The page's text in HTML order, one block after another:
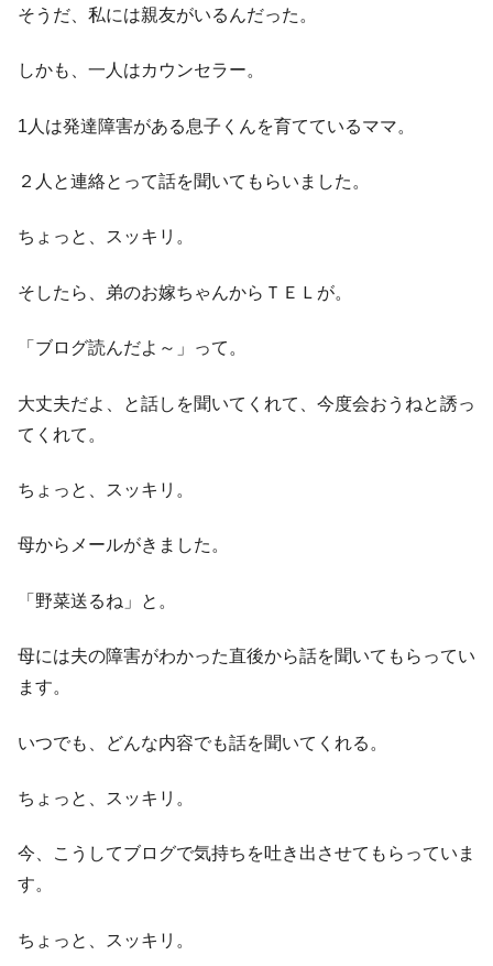
そうだ、私には親友がいるんだった。
しかも、一人はカウンセラー。
1人は発達障害がある息子くんを育てているママ。
２人と連絡とって話を聞いてもらいました。
ちょっと、スッキリ。
そしたら、弟のお嫁ちゃんからＴＥＬが。
「ブログ読んだよ～」って。
大丈夫だよ、と話しを聞いてくれて、今度会おうねと誘っ
てくれて。
ちょっと、スッキリ。
母からメールがきました。
「野菜送るね」と。
母には夫の障害がわかった直後から話を聞いてもらってい
ます。
いつでも、どんな内容でも話を聞いてくれる。
ちょっと、スッキリ。
今、こうしてブログで気持ちを吐き出させてもらっていま
す。
ちょっと、スッキリ。